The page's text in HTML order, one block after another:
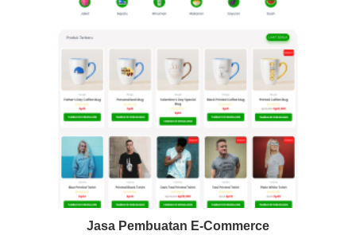
Jasa Pembuatan E-Commerce